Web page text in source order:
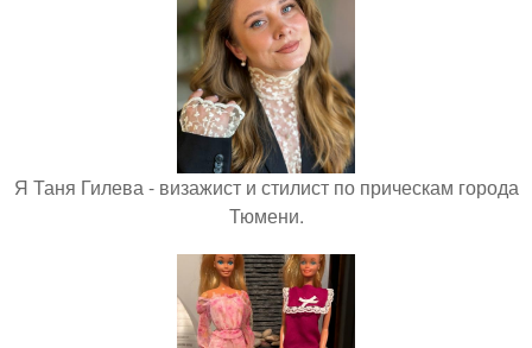
Я Таня Гилева - визажист и стилист по прическам города
Тюмени.